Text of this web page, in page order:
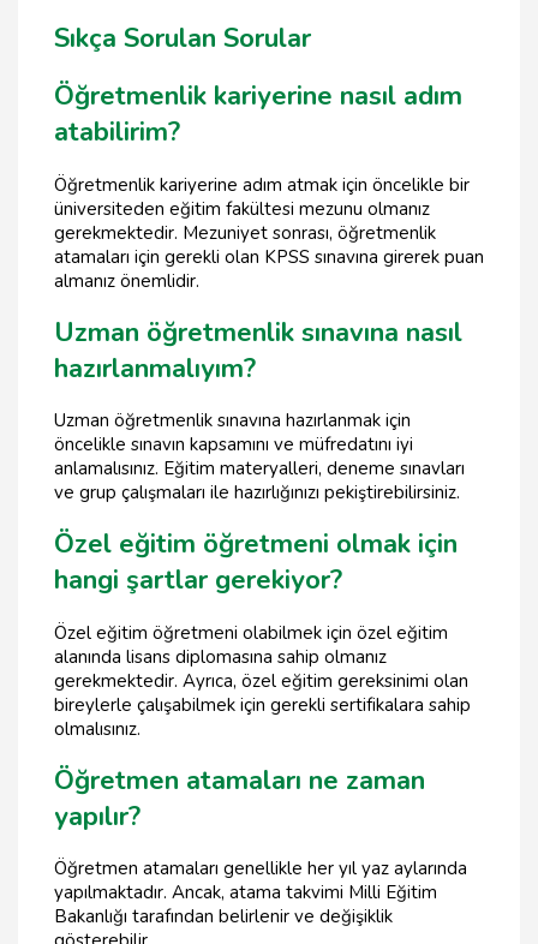
Sıkça Sorulan Sorular
Öğretmenlik kariyerine nasıl adım
atabilirim?
Öğretmenlik kariyerine adım atmak için öncelikle bir
üniversiteden eğitim fakültesi mezunu olmanız
gerekmektedir. Mezuniyet sonrası, öğretmenlik
atamaları için gerekli olan KPSS sınavına girerek puan
almanız önemlidir.
Uzman öğretmenlik sınavına nasıl
hazırlanmalıyım?
Uzman öğretmenlik sınavına hazırlanmak için
öncelikle sınavın kapsamını ve müfredatını iyi
anlamalısınız. Eğitim materyalleri, deneme sınavları
ve grup çalışmaları ile hazırlığınızı pekiştirebilirsiniz.
Özel eğitim öğretmeni olmak için
hangi şartlar gerekiyor?
Özel eğitim öğretmeni olabilmek için özel eğitim
alanında lisans diplomasına sahip olmanız
gerekmektedir. Ayrıca, özel eğitim gereksinimi olan
bireylerle çalışabilmek için gerekli sertifikalara sahip
olmalısınız.
Öğretmen atamaları ne zaman
yapılır?
Öğretmen atamaları genellikle her yıl yaz aylarında
yapılmaktadır. Ancak, atama takvimi Milli Eğitim
Bakanlığı tarafından belirlenir ve değişiklik